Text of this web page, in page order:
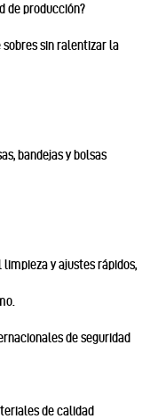
de producción?
sin ralentizar la
bandejas y bolsas
y ajustes rápidos,
de seguridad
de calidad